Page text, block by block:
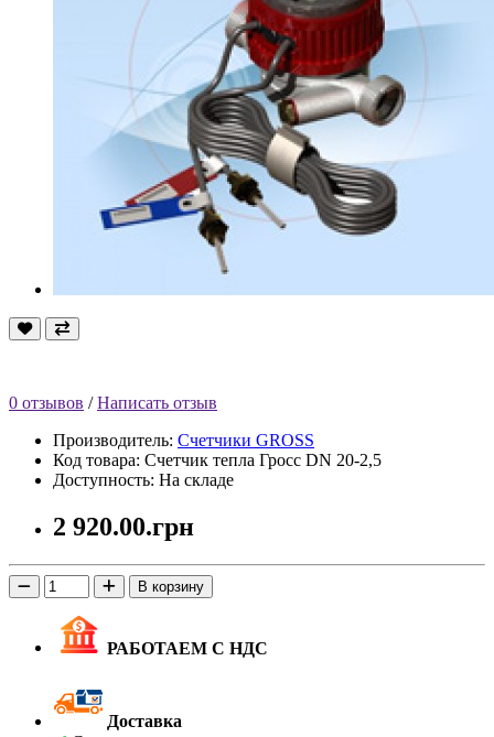
0 отзывов /Написать отзыв
Производитель: Счетчики GROSS
Код товара: Счетчик тепла Гросс DN 20-2,5
Доступность: На складе
2 920.00.грн
В корзину
РАБОТАЕМ С НДС
Доставка